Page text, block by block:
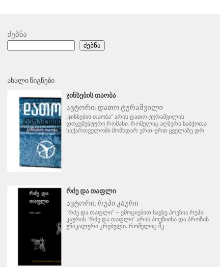
ძებნა
ძებნა
ᲐᲮᲐᲚᲘ ᲬᲘᲒᲜᲔᲑᲘ
ᲯᲘᲜᲡᲔᲑᲘᲡ ᲗᲐᲝᲑᲐ
ავტორი: დათო ტურაშვილი
„ჯინსების თაობა“ არის დათო ტურაშვილის
დოკუმენტური რომანი, რომელიც აღწერს საბჭოთა
საქართველოში მომხდარ ერთ-ერთ ყველაზე დრ
ᲠᲫᲔ ᲓᲐ ᲗᲐᲤᲚᲘ
ავტორი: რუპი კაური
"რძე და თაფლი" – ემოციებით სავსე პოეზია რუპი
კაურის "რძე და თაფლი" არის პოეზიისა და პროზის
უნიკალური კრებული, რომელიც მკ